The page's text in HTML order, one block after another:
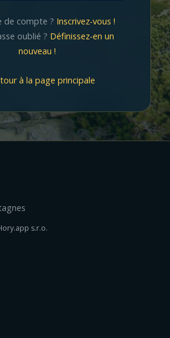
de compte ? Inscrivez-vous !
oublié ? Définissez-en un
nouveau !
à la page principale
s.r.o.